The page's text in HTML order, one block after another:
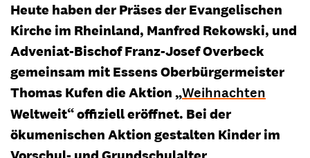
Heute haben der Präses der Evangelischen
Kirche im Rheinland, Manfred Rekowski, und
Adveniat-Bischof Franz-Josef Overbeck
gemeinsam mit Essens Oberbürgermeister
Thomas Kufen die Aktion „Weihnachten
Weltweit“ offiziell eröffnet. Bei der
ökumenischen Aktion gestalten Kinder im